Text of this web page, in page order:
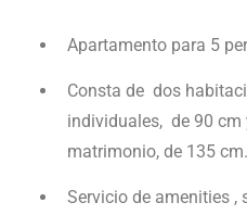
Apartamento para 5
Consta de dos
individuales, de 90 cm
matrimonio, de 135 cm.
Servicio de amenities